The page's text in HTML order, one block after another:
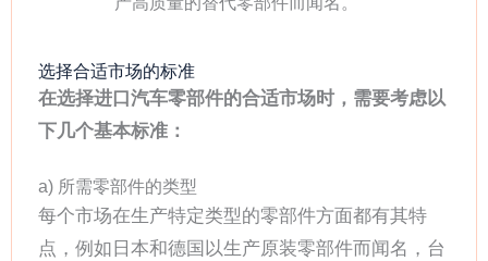
选择合适市场的标准
在选择进口汽车零部件的合适市场时，需要考虑以
下几个基本标准：
a) 所需零部件的类型
每个市场在生产特定类型的零部件方面都有其特
点，例如日本和德国以生产原装零部件而闻名，台